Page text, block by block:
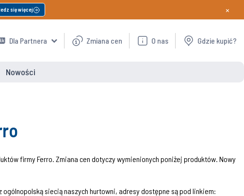
się więcej ×
Dla Partnera Zmiana cen O nas Gdzie kupić?
Nowości
firmy Ferro. Zmiana cen dotyczy wymienionych poniżej produktów. Nowy
siecią naszych hurtowni, adresy dostępne są pod linkiem: